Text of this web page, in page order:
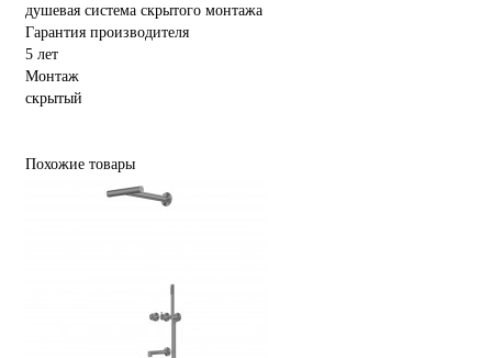
душевая система скрытого монтажа
Гарантия производителя
5 лет
Монтаж
скрытый
Похожие товары